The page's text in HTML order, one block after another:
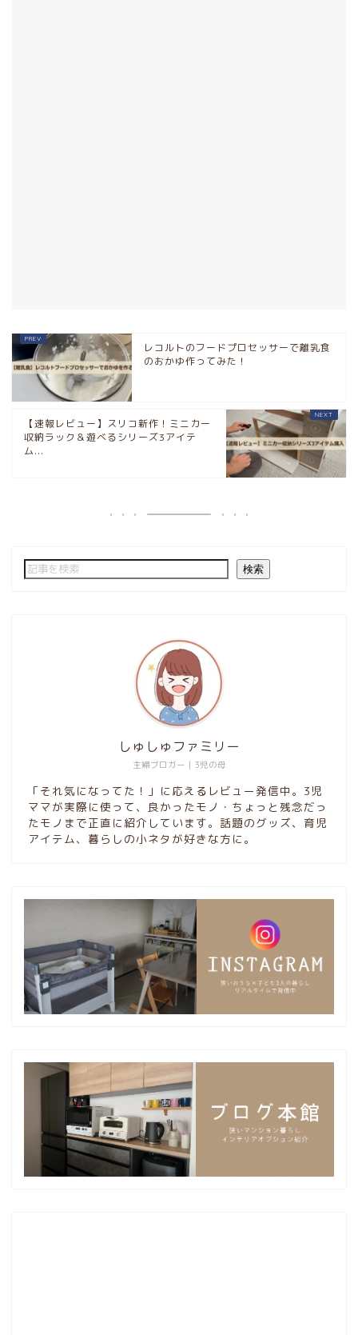
レコルトのフードプロセッサーで離乳食
のおかゆ作ってみた！
【速報レビュー】スリコ新作！ミニカー
収納ラック＆遊べるシリーズ3アイテ
ム...
検索
主婦ブロガー｜3児の母
しゅしゅファミリー
「それ気になってた！」に応えるレビュー発信中。3児
ママが実際に使って、良かったモノ・ちょっと残念だっ
たモノまで正直に紹介しています。話題のグッズ、育児
アイテム、暮らしの小ネタが好きな方に。